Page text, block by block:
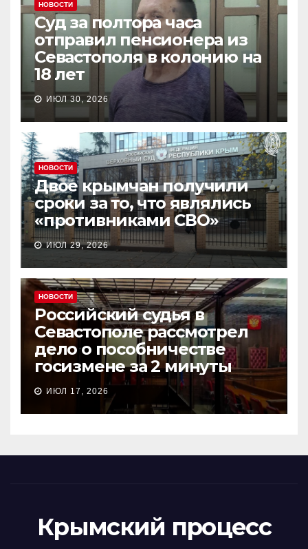
НОВОСТИ
Суд за полтора часа
отправил пенсионера из
Севастополя в колонию на
18 лет
ИЮЛ 30, 2026
НОВОСТИ
Двое крымчан получили
сроки за то, что являлись
«противниками СВО»
ИЮЛ 29, 2026
НОВОСТИ
Российский судья в
Севастополе рассмотрел
дело о пособничестве
госизмене за 2 минуты
ИЮЛ 17, 2026
Крымский процесс